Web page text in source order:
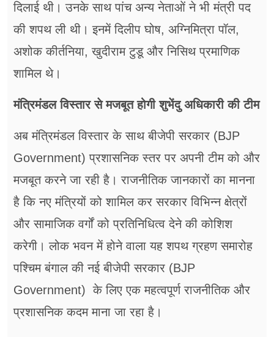
दिलाई थी। उनके साथ पांच अन्य नेताओं ने भी मंत्री पद
की शपथ ली थी। इनमें दिलीप घोष, अग्निमित्रा पॉल,
अशोक कीर्तनिया, खुदीराम टुडू और निसिथ प्रमाणिक
शामिल थे।
मंत्रिमंडल विस्तार से मजबूत होगी शुभेंदु अधिकारी की टीम
अब मंत्रिमंडल विस्तार के साथ बीजेपी सरकार (BJP
Government) प्रशासनिक स्तर पर अपनी टीम को और
मजबूत करने जा रही है। राजनीतिक जानकारों का मानना
है कि नए मंत्रियों को शामिल कर सरकार विभिन्न क्षेत्रों
और सामाजिक वर्गों को प्रतिनिधित्व देने की कोशिश
करेगी। लोक भवन में होने वाला यह शपथ ग्रहण समारोह
पश्चिम बंगाल की नई बीजेपी सरकार (BJP
Government) के लिए एक महत्वपूर्ण राजनीतिक और
प्रशासनिक कदम माना जा रहा है।